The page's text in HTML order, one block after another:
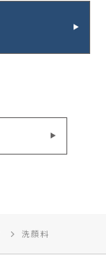
洗顔料